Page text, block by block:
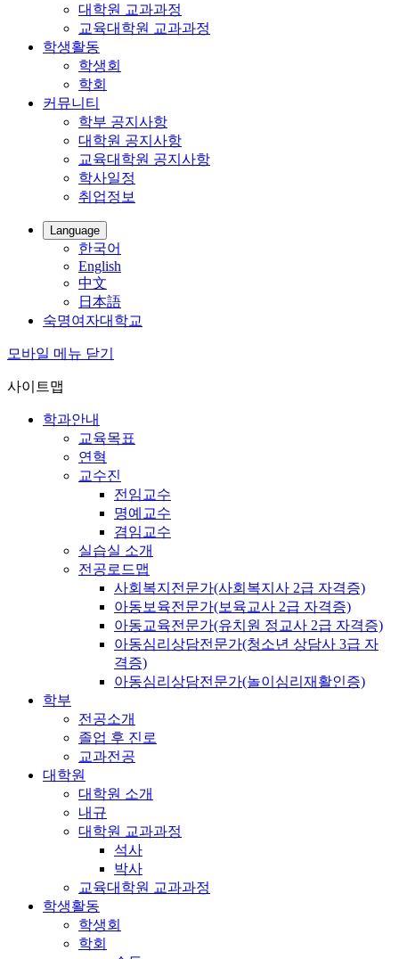
대학원 교과과정
교육대학원 교과과정
학생활동
학생회
학회
커뮤니티
학부 공지사항
대학원 공지사항
교육대학원 공지사항
학사일정
취업정보
Language
한국어
English
中文
日本語
숙명여자대학교
모바일 메뉴 닫기
사이트맵
학과안내
교육목표
연혁
교수진
전임교수
명예교수
겸임교수
실습실 소개
전공로드맵
사회복지전문가(사회복지사 2급 자격증)
아동보육전문가(보육교사 2급 자격증)
아동교육전문가(유치원 정교사 2급 자격증)
아동심리상담전문가(청소년 상담사 3급 자
격증)
아동심리상담전문가(놀이심리재활인증)
학부
전공소개
졸업 후 진로
교과전공
대학원
대학원 소개
내규
대학원 교과과정
석사
박사
교육대학원 교과과정
학생활동
학생회
학회